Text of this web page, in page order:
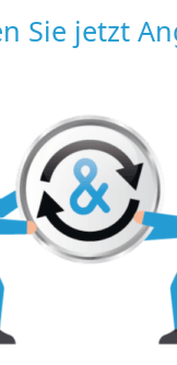
Sie jetzt